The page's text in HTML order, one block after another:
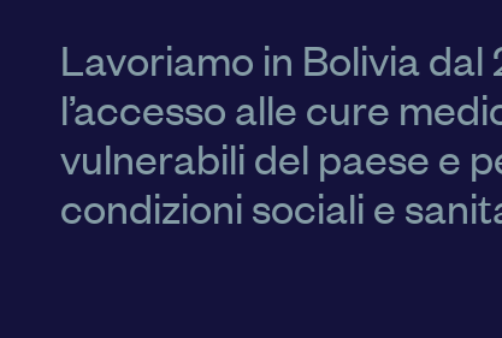
Lavoriamo in Bolivia
l’accesso alle cure
vulnerabili del paese e
condizioni sociali e